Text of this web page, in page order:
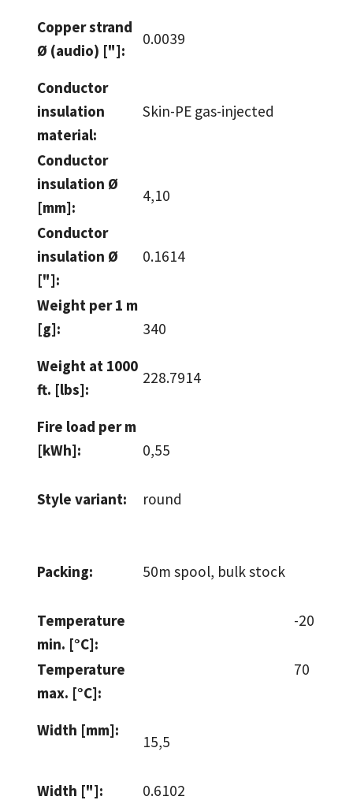
Copper strand
Ø (audio) ["]:
0.0039
Conductor
insulation
material:
Skin-PE gas-injected
Conductor
insulation Ø
[mm]:
4,10
Conductor
insulation Ø
["]:
0.1614
Weight per 1 m
[g]:
340
Weight at 1000
ft. [lbs]:
228.7914
Fire load per m
[kWh]:
0,55
Style variant: round
Packing: 50m spool, bulk stock
Temperature
min. [°C]:
-20
Temperature
max. [°C]:
70
Width [mm]:
15,5
Width ["]: 0.6102